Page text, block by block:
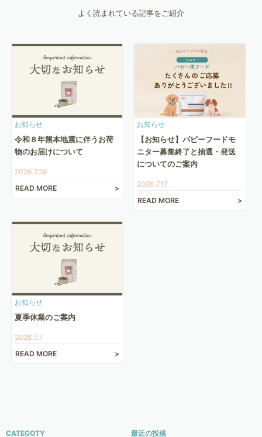
よく読まれている記事をご紹介
お知らせ
令和８年熊本地震に伴うお荷
物のお届けについて
2026.7.29
READ MORE
お知らせ
【お知らせ】パピーフードモ
ニター募集終了と抽選・発送
についてのご案内
2026.7.17
READ MORE
お知らせ
夏季休業のご案内
2026.7.7
READ MORE
CATEGOTY 最近の投稿